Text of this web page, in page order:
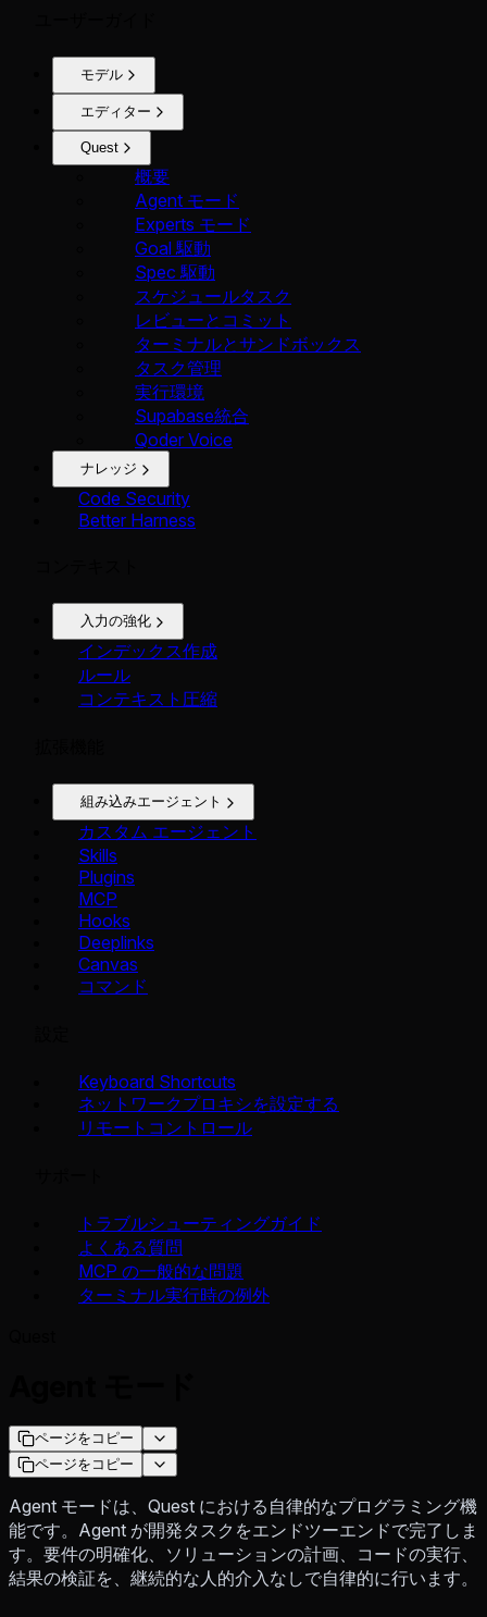
モデル
エディター
Quest
概要
Agent モード
Experts モード
Goal 駆動
Spec 駆動
スケジュールタスク
レビューとコミット
ターミナルとサンドボックス
タスク管理
実行環境
Supabase統合
Qoder Voice
ナレッジ
Code Security
Better Harness
入力の強化
インデックス作成
ルール
コンテキスト圧縮
組み込みエージェント
カスタム エージェント
Skills
Plugins
MCP
Hooks
Deeplinks
Canvas
コマンド
Keyboard Shortcuts
ネットワークプロキシを設定する
リモートコントロール
トラブルシューティングガイド
よくある質問
MCP の一般的な問題
ターミナル実行時の例外
ページをコピー
ページをコピー
Agent モードは、Quest における自律的なプログラミング機
能です。Agent が開発タスクをエンドツーエンドで完了しま
す。要件の明確化、ソリューションの計画、コードの実行、
結果の検証を、継続的な人的介入なしで自律的に行います。